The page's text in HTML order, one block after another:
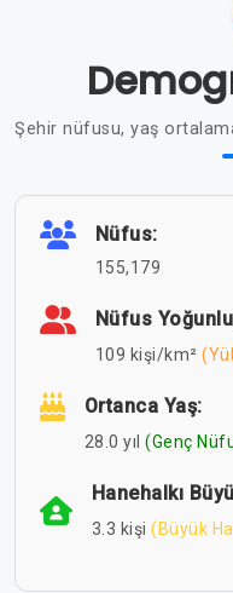
Şehir nüfusu, yaş
Nüfus:
155,179
Nüfus
109 kişi/km²
Ortanca Yaş:
28.0 yıl (Genç
Hanehalkı
3.3 kişi (Büyük